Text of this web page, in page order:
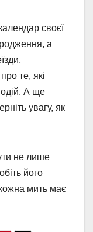
своєї
а
те, які
А ще
увагу, як
не лише
його
мить має